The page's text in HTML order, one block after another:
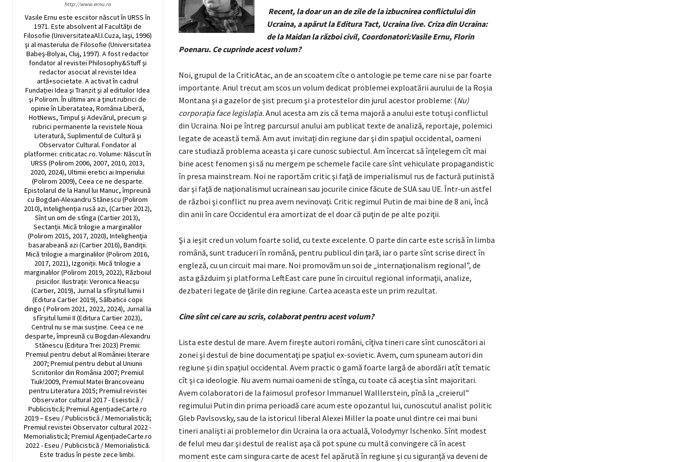
http://www.ernu.ro
Vasile Ernu este esciitor născut în URSS în
1971. Este absolvent al Facultăţii de
Filosofie (UniversitateaAl.I.Cuza, Iaşi, 1996)
şi al masterului de Filosofie (Universitatea
Babeş-Bolyai, Cluj, 1997). A fost redactor
fondator al revistei Philosophy&Stuff şi
redactor asociat al revistei Idea
artă+societate. A activat în cadrul
Fundaţiei Idea şi Tranzit şi al edituilor Idea
şi Polirom. În ultimii ani a ţinut rubrici de
opinie în Liberatatea, România Liberă,
HotNews, Timpul şi Adevărul, precum şi
rubrici permanente la revistele Noua
Literatură, Suplimentul de Cultură şi
Observator Cultural. Fondator al
platformei: criticatac.ro. Volume: Născut în
URSS (Polirom 2006, 2007, 2010, 2013,
2020, 2024), Ultimii eretici ai Imperiului
(Polirom 2009), Ceea ce ne desparte.
Epistolarul de la Hanul lui Manuc, împreună
cu Bogdan-Alexandru Stănescu (Polirom
2010), Intelighenţia rusă azi, (Cartier 2012),
Sînt un om de stînga (Cartier 2013),
Sectanţii. Mică trilogie a marginalilor
(Polirom 2015, 2017, 2020), Intelighenţia
basarabeană azi (Cartier 2016), Bandiţii.
Mică trilogie a marginalilor (Polirom 2016,
2017, 2021), Izgoniții. Mică trilogie a
marginalilor (Polirom 2019, 2022), Războiul
pisicilor. Ilustrații: Veronica Neacșu
(Cartier, 2019), Jurnal la sfîrșitul lumii I
(Editura Cartier 2019), Sălbaticii copii
dingo ( Polirom 2021, 2022, 2024), Jurnal la
sfîrșitul lumii II (Editura Cartier 2023),
Centrul nu se mai susține. Ceea ce ne
desparte, împreună cu Bogdan-Alexandru
Stănescu (Editura Trei 2023) Premii:
Premiul pentru debut al României literare
2007; Premiul pentru debut al Uniunii
Scriitorilor din România 2007; Premiul
Tiuk!2009, Premiul Matei Brancoveanu
pentru Literatura 2015; Premiul revistei
Observator cultural 2017 - Eseistică /
Publicistică; Premiul AgențiadeCarte.ro
2019 – Eseu / Publicistică / Memorialistică;
Premiul revistei Observator cultural 2022 -
Memorialistică; Premiul AgențiadeCarte.ro
2022 - Eseu / Publicistică / Memorialistică.
Este tradus în peste zece limbi.
Recent, la doar un an de zile de la izbucnirea conflictului din
Ucraina, a apărut laEditura Tact, Ucraina live. Criza din Ucraina:
de la Maidan la război civil, Coordonatori:Vasile Ernu, Florin
Poenaru. Ce cuprinde acest volum?
Noi, grupul de la CriticAtac, an de an scoatem cîte o antologie pe teme care ni se par foarte
importante. Anul trecut am scos un volum dedicat problemei exploatării aurului de la Roșia
Montana și a gazelor de șist precum şi a protestelor din jurul acestor probleme: (Nu)
corporaţia face legislaţia. Anul acesta am zis că tema majoră a anului este totuşi conflictul
din Ucraina. Noi pe întreg parcursul anului am publicat texte de analiză, reportaje, polemici
legate de această temă. Am avut invitaţi din regiune dar şi din spaţiul occidental, oameni
care studiază problema aceasta şi care cunosc subiectul. Am încercat să înţelegem cît mai
bine acest fenomen şi să nu mergem pe schemele facile care sînt vehiculate propagandistic
în presa mainstream. Noi ne raportăm critic şi faţă de imperialismul rus de factură putinistă
dar şi faţă de naţionalismul ucrainean sau jocurile cinice făcute de SUA sau UE. Într-un astfel
de război şi conflict nu prea avem nevinovaţi. Critic regimul Putin de mai bine de 8 ani, încă
din anii în care Occidentul era amortizat de el doar că puţin de pe alte poziţii.
Şi a ieşit cred un volum foarte solid, cu texte excelente. O parte din carte este scrisă în limba
română, sunt traduceri în română, pentru publicul din ţară, iar o parte sînt scrise direct în
engleză, cu un circuit mai mare. Noi promovăm un soi de „internaţionalism regional”, de
asta găzduim şi platforma LeftEast care pune în circuitul regional informaţii, analize,
dezbateri legate de ţările din regiune. Cartea aceasta este un prim rezultat.
Cine sînt cei care au scris, colaborat pentru acest volum?
Lista este destul de mare. Avem fireşte autori români, cîţiva tineri care sînt cunoscători ai
zonei şi destul de bine documentaţi pe spaţiul ex-sovietic. Avem, cum spuneam autori din
regiune şi din spaţiul occidental. Avem practic o gamă foarte largă de abordări atît tematic
cît şi ca ideologie. Nu avem numai oameni de stînga, cu toate că aceştia sînt majoritari.
Avem colaboratori de la faimosul profesor Immanuel Walllerstein, pînă la „creierul”
regimului Putin din prima perioadă care acum este opozantul lui, cunoscutul analist politic
Gleb Pavlsovsky, sau de la istoricul liberal Alexei Miller la poate unul dintre cei mai buni
tineri analişti ai problemelor din Ucraina la ora actuală, Volodymyr Ischenko. Sînt modest
de felul meu dar şi destul de realist aşa că pot spune cu multă convingere că în acest
moment este cam singura carte de acest fel apărută în regiune şi cu siguranţă va deveni de